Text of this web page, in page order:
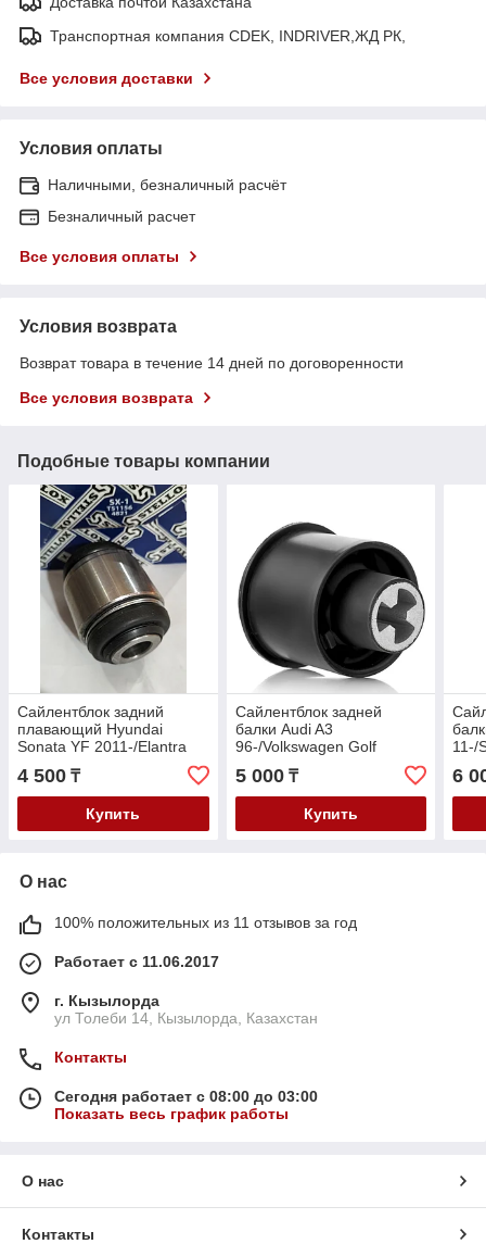
Транспортная компания CDEK, INDRIVER,ЖД РК,
Все условия доставки
Условия оплаты
Наличными, безналичный расчёт
Безналичный расчет
Все условия оплаты
Условия возврата
Возврат товара в течение 14 дней по договоренности
Все условия возврата
Подобные товары компании
Сайлентблок задний
плавающий Hyundai
Sonata YF 2011-/Elantra
fe/i30/i40/ix35/Equus/ix55/Kia
Seed 2007-
4 500 ₸
Купить
Сайлентблок задней
балки Audi A3
96-/Volkswagen Golf
97-/Polo 00-/Octavia
97-/Rapid 11-
5 000₸
Купить
11-/
6
О нас
100% положительных из 11 отзывов за год
Работает с 11.06.2017
г. Кызылорда
ул Толеби 14, Кызылорда, Казахстан
Контакты
Сегодня работает с 08:00 до 03:00
Показать весь график работы
О нас
Контакты